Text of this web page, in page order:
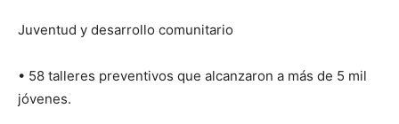
Juventud y desarrollo comunitario
• 58 talleres preventivos que alcanzaron a más de 5 mil
jóvenes.